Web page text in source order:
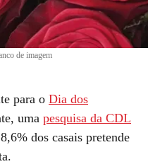
de imagem
para o Dia dos
uma pesquisa da CDL
dos casais pretende